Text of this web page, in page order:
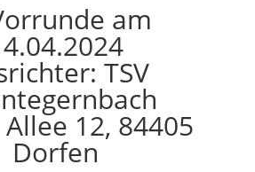
am
TSV
12, 84405
Dorfen